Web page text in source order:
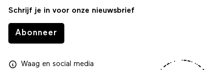
Schrijf je in voor onze nieuwsbrief
Abonneer
Waagen social media